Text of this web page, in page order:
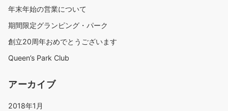
年末年始の営業について
期間限定グランピング・パーク
創立20周年おめでとうございます
Queen’s Park Club
アーカイブ
2018年1月